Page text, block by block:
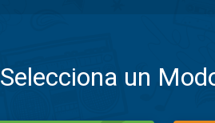
Selecciona un